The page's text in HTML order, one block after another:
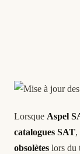
Lorsque Aspel
catalogues SAT,
obsolètes lors du